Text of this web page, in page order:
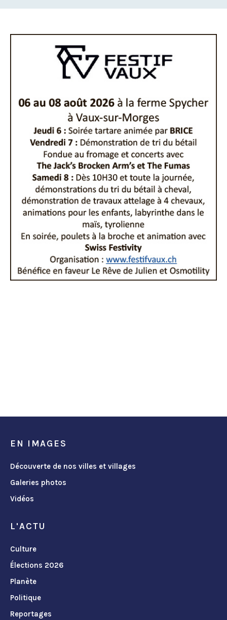
EN IMAGES
Découverte de nos villes et villages
Galeries photos
Vidéos
L'ACTU
Culture
Élections 2026
Planète
Politique
Reportages